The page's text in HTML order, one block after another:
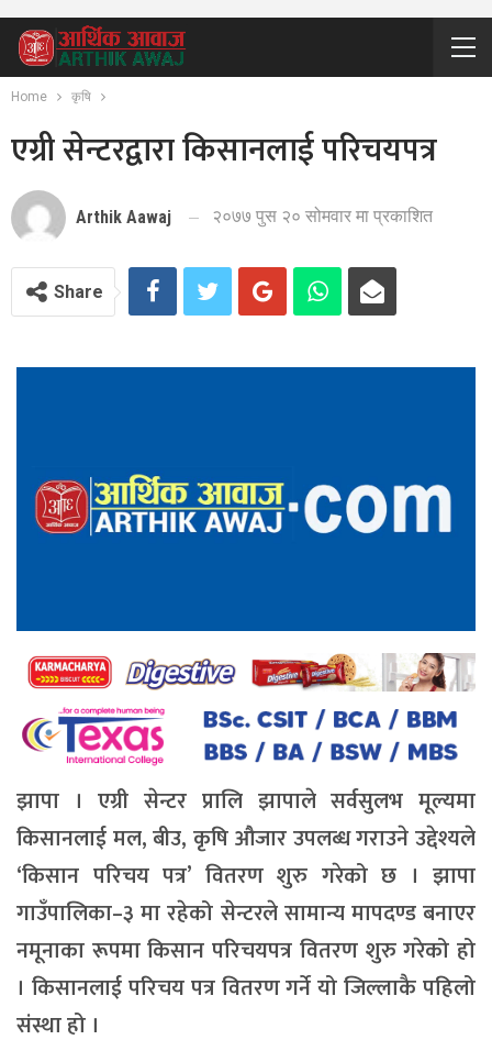
Home कृषि
एग्री सेन्टरद्वारा किसानलाई परिचयपत्र
Arthik Aawaj २०७७ पुस २० सोमवार मा प्रकाशित
Share
झापा । एग्री सेन्टर प्रालि झापाले सर्वसुलभ मूल्यमा
किसानलाई मल, बीउ, कृषि औजार उपलब्ध गराउने उद्देश्यले
‘किसान परिचय पत्र’ वितरण शुरु गरेको छ । झापा
गाउँपालिका–३ मा रहेको सेन्टरले सामान्य मापदण्ड बनाएर
नमूनाका रूपमा किसान परिचयपत्र वितरण शुरु गरेको हो
। किसानलाई परिचय पत्र वितरण गर्ने यो जिल्लाकै पहिलो
संस्था हो ।